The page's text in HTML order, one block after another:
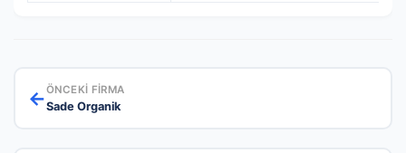
←ÖNCEKI FIRMA
Sade Organik